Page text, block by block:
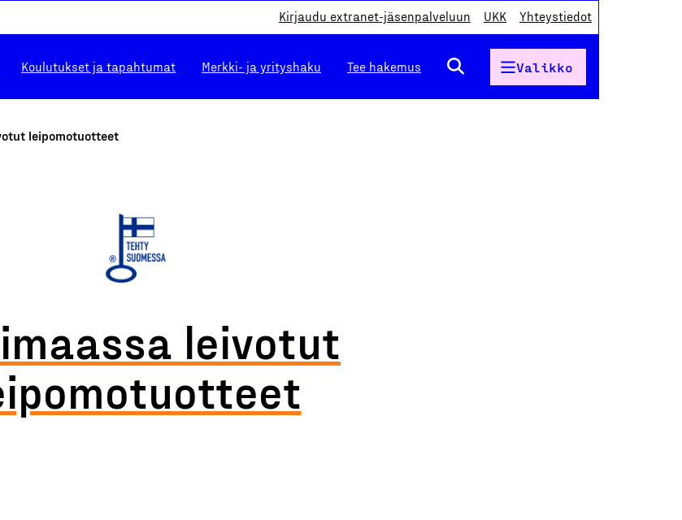
Kirjaudu extranet-jäsenpalveluun UKK Yhteystiedot
Koulutukset ja tapahtumat Merkki- ja yrityshaku Tee hakemus Valikko
leipomotuotteet
leivotut